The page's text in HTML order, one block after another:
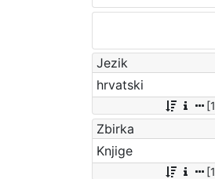
Jezik
hrvatski
Zbirka
Knjige